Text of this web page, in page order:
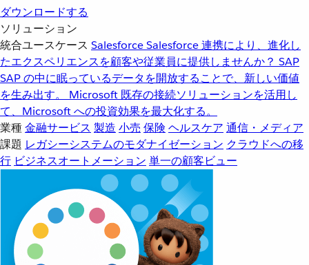
ダウンロードする
ソリューション
統合ユースケース SalesforceSalesforce 連携により、進化し
たエクスペリエンスを顧客や従業員に提供しませんか？ SAP
SAP の中に眠っているデータを開放することで、新しい価値
を生み出す。
Microsoft 既存の接続ソリューションを活用し
て、Microsoft への投資効果を最大化する。
業種金融サービス 製造 小売 保険 ヘルスケア 通信・メディア
課題 レガシーシステムのモダナイゼーション クラウドへの移
行 ビジネスオートメーション 単一の顧客ビュー